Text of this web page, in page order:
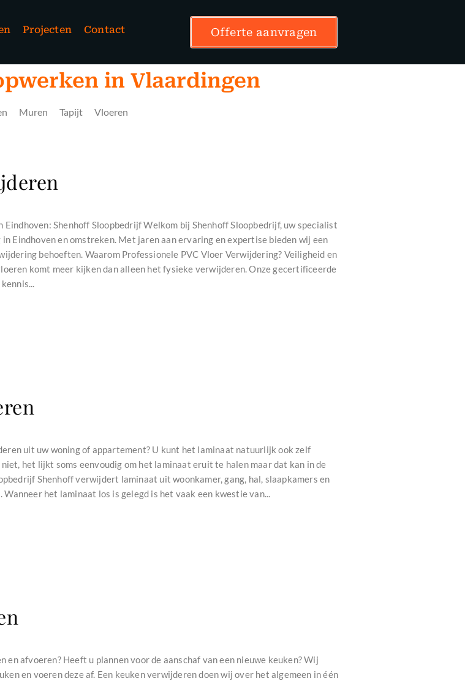
Projecten Contact Offerte aanvragen
in Vlaardingen
Muren Tapijt Vloeren
Shenhoff Sloopbedrijf Welkom bij Shenhoff Sloopbedrijf, uw specialist
Eindhoven en omstreken. Met jaren aan ervaring en expertise bieden wij een
behoeften. Waarom Professionele PVC Vloer Verwijdering? Veiligheid en
komt meer kijken dan alleen het fysieke verwijderen. Onze gecertificeerde
uit uw woning of appartement? U kunt het laminaat natuurlijk ook zelf
het lijkt soms eenvoudig om het laminaat eruit te halen maar dat kan in de
Shenhoff verwijdert laminaat uit woonkamer, gang, hal, slaapkamers en
het laminaat los is gelegd is het vaak een kwestie van...
afvoeren? Heeft u plannen voor de aanschaf van een nieuwe keuken? Wij
en voeren deze af. Een keuken verwijderen doen wij over het algemeen in één